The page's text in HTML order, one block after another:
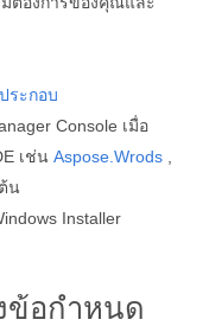
ระกอบ
Console เมื่อ
เช่น Aspose.Wrods
น
Installer
ข้อกำหนด